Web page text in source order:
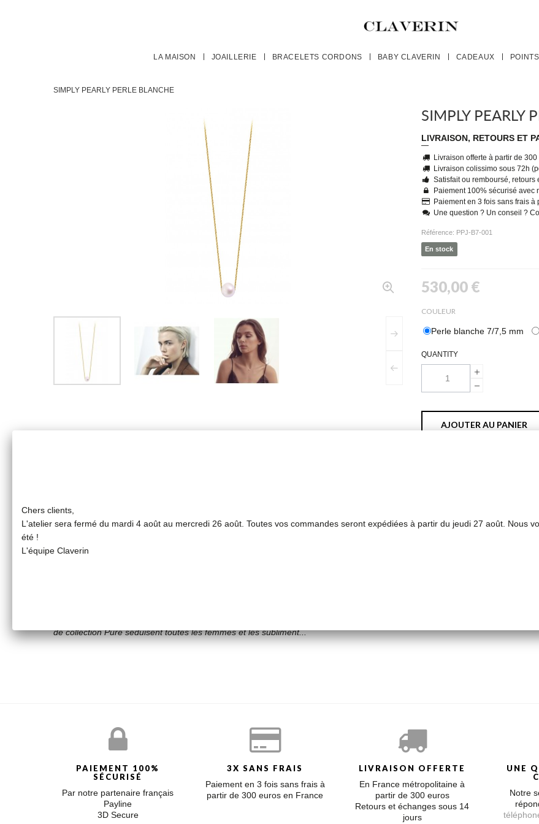
LA MAISON JOAILLERIE BRACELETS CORDONS BABY CLAVERIN CADEAUX
SIMPLY PEARLY PERLE BLANCHE
SIMPLY PEARLY
LIVRAISON, RETOURS ET
Livraison offerte à partir de
Livraison colissimo sous 72h
Satisfait ou remboursé, retours
Paiement 100% sécurisé avec
Paiement en 3 fois sans frais à
Une question ? Un conseil ?
Référence: PPJ-B7-001
En stock
530,00 €
COULEUR
Perle blanche 7/7,5 mm
QUANTITY
AJOUTER AU PANIER
La perle, chic, intemporelle, sublimée dans la collection Pure où, par sa seule présence, elle attire tous les regards... Des
de collection Pure séduisent toutes les femmes et les subliment...
PAIEMENT 100%
SÉCURISÉ
Par notre partenaire français
Payline
3D Secure
3X SANS FRAIS
Paiement en 3 fois sans frais à
partir de 300 euros en France
LIVRAISON OFFERTE
En France métropolitaine à
partir de 300 euros
Retours et échanges sous 14
jours
UNE
Notre
Chers clients,
L'atelier sera fermé du mardi 4 août au mercredi 26 août. Toutes vos commandes seront expédiées à partir du jeudi 27 août. Nous
été !
L'équipe Claverin